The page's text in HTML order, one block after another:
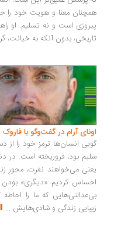
معنا و هویت خود را حفظ
است و نه تسلیم. او راهی
بدون آنکه به خیانت، گریز از
آرام در گفت‌وگو با فاروک شهیچ‭
انسان‌ها ترمزِ خود را از دست
بود، فروریخته است. در دنیای
می‌خواهند نفرت، محورِ
کردیم «دیگری» بودن چه
که ما را احاطه
زندگی و شادی‌هایش...